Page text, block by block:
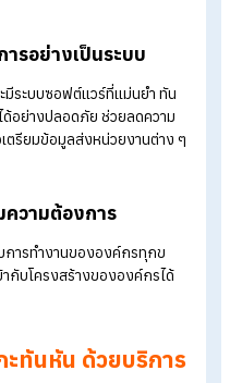
ผิดพลาดทางกฎหมาย
ระของผู้บริหาร
จะยังไม่มี HR คนใหม่เข้ามารับ
รก็ไม่ต้องรับภาระเพิ่มในการ